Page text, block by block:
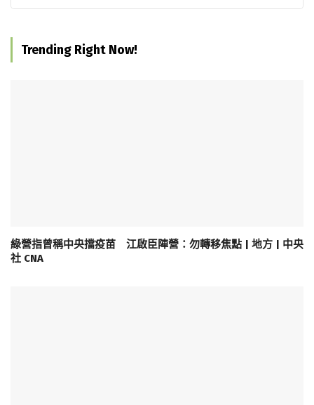
Trending Right Now!
綠營指曾稱中央擋疫苗 江啟臣陣營：勿轉移焦點 | 地方 | 中央
社 CNA